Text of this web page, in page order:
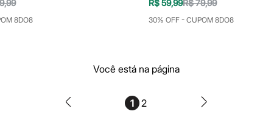
8DO8
R$ 59,99R$ 79,99
30% OFF - CUPOM 8DO8
Você está na página
1 2